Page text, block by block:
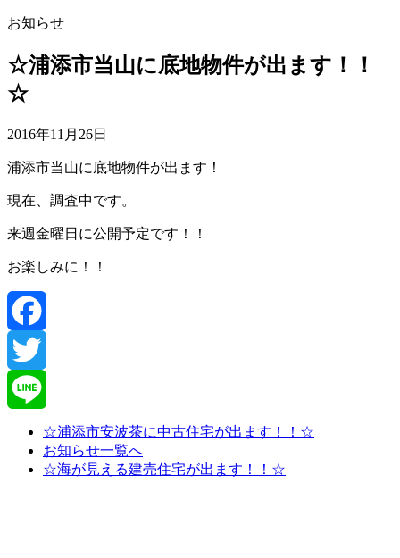
お知らせ
☆浦添市当山に底地物件が出ます！！
☆
2016年11月26日
浦添市当山に底地物件が出ます！
現在、調査中です。
来週金曜日に公開予定です！！
お楽しみに！！
Facebook
Twitter
Line
☆浦添市安波茶に中古住宅が出ます！！☆
お知らせ一覧へ
☆海が見える建売住宅が出ます！！☆